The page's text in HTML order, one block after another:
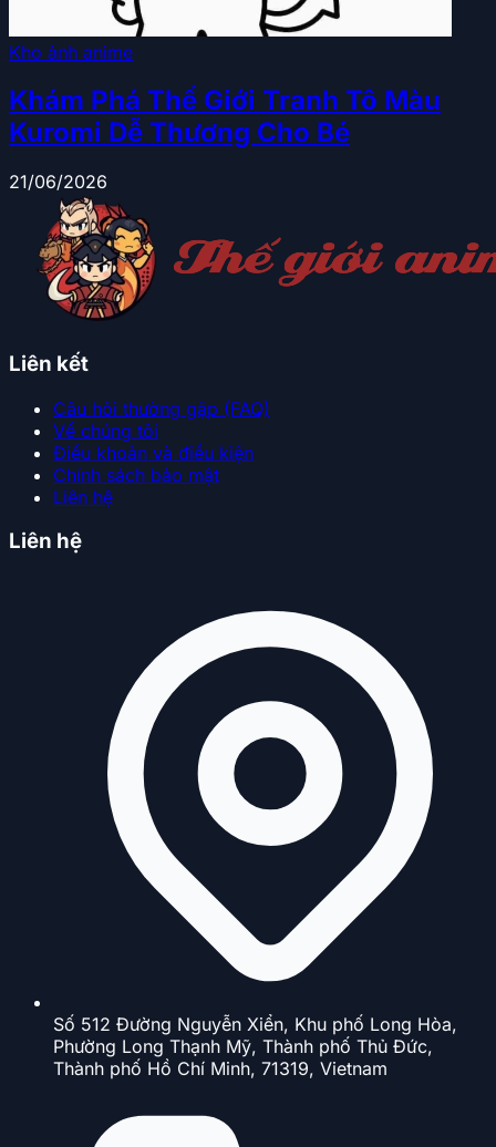
Kho ảnh anime
Khám Phá Thế Giới Tranh Tô Màu
Kuromi Dễ Thương Cho Bé
21/06/2026
Liên kết
Câu hỏi thường gặp (FAQ)
Về chúng tôi
Điều khoản và điều kiện
Chính sách bảo mật
Liên hệ
Liên hệ
Số 512 Đường Nguyễn Xiển, Khu phố Long Hòa,
Phường Long Thạnh Mỹ, Thành phố Thủ Đức,
Thành phố Hồ Chí Minh, 71319, Vietnam